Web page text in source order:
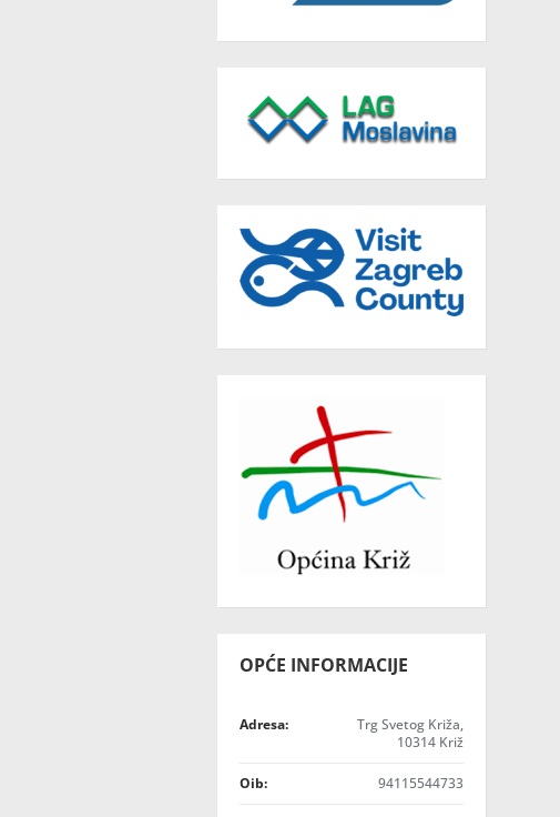
OPĆE INFORMACIJE
Adresa:
Trg Svetog Križa,
10314 Križ
Oib: 94115544733